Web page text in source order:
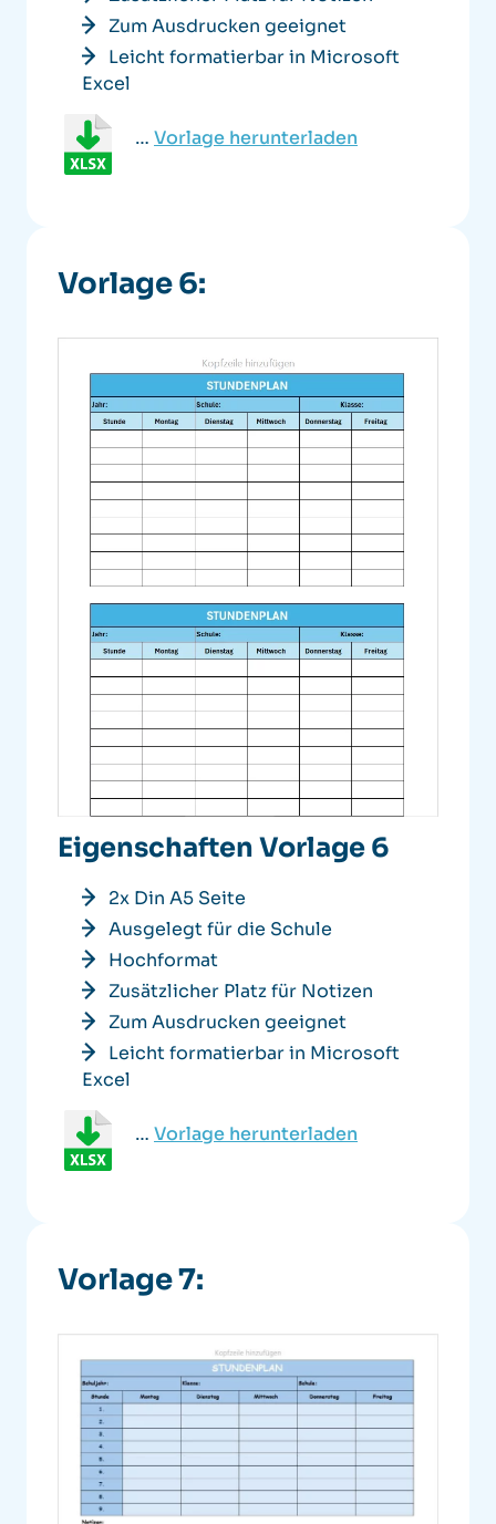
Zum Ausdrucken geeignet
Leicht formatierbar in Microsoft
Excel
… Vorlage herunterladen
Vorlage 6:
Eigenschaften Vorlage 6
2x Din A5 Seite
Ausgelegt für die Schule
Hochformat
Zusätzlicher Platz für Notizen
Zum Ausdrucken geeignet
Leicht formatierbar in Microsoft
Excel
… Vorlage herunterladen
Vorlage 7: